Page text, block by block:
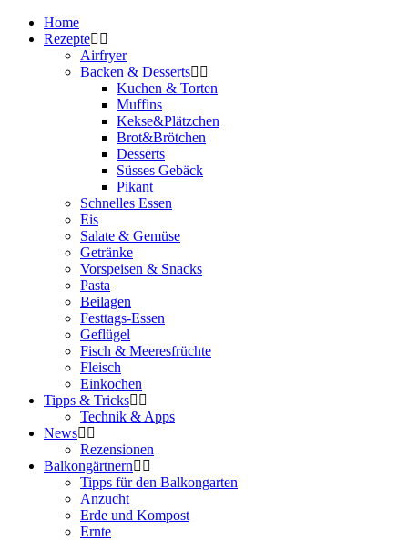
Home
Rezepte
Airfryer
Backen & Desserts
Kuchen & Torten
Muffins
Kekse&Plätzchen
Brot&Brötchen
Desserts
Süsses Gebäck
Pikant
Schnelles Essen
Eis
Salate & Gemüse
Getränke
Vorspeisen & Snacks
Pasta
Beilagen
Festtags-Essen
Geflügel
Fisch & Meeresfrüchte
Fleisch
Einkochen
Tipps & Tricks
Technik & Apps
News
Rezensionen
Balkongärtnern
Tipps für den Balkongarten
Anzucht
Erde und Kompost
Ernte